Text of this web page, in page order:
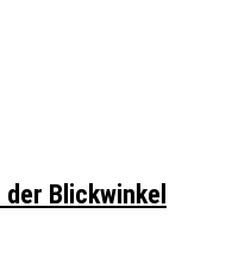
Blickwinkel